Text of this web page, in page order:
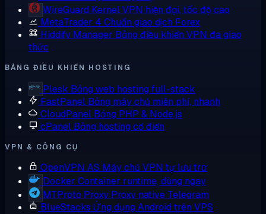
WireGuard Kernel VPN hiện đại, tốc độ cao
MetaTrader 4 Chuẩn giao dịch Forex
Hiddify Manager Bảng điều khiển VPN đa giao
thức
BẢNG ĐIỀU KHIỂN HOSTING
Plesk Bảng web hosting full-stack
FastPanel Bảng máy chủ miễn phí, nhanh
CloudPanel Bảng PHP & Node.js
cPanel Bảng hosting cổ điển
VPN & CÔNG CỤ
OpenVPN AS Máy chủ VPN tự lưu trữ
Docker Container runtime, dùng ngay
MTProto Proxy Proxy native Telegram
BlueStacks Ứng dụng Android trên VPS